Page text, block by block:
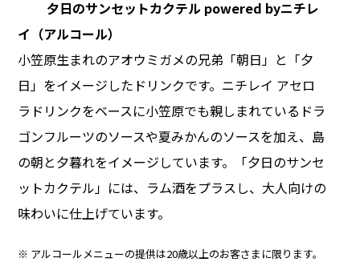
夕日のサンセットカクテル powered byニチレ
イ（アルコール）
小笠原生まれのアオウミガメの兄弟「朝日」と「夕
日」をイメージしたドリンクです。ニチレイ アセロ
ラドリンクをベースに小笠原でも親しまれているドラ
ゴンフルーツのソースや夏みかんのソースを加え、島
の朝と夕暮れをイメージしています。「夕日のサンセ
ットカクテル」には、ラム酒をプラスし、大人向けの
味わいに仕上げています。
※ アルコールメニューの提供は20歳以上のお客さまに限ります。